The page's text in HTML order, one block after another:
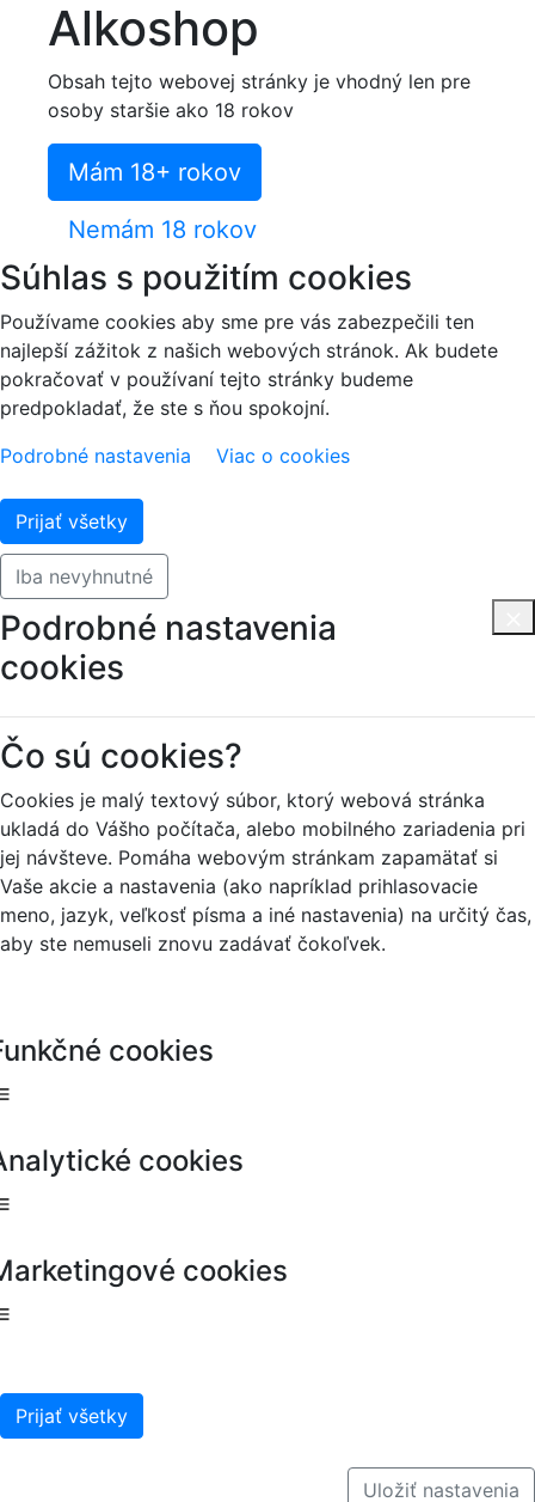
Alkoshop
Obsah tejto webovej stránky je vhodný len pre
osoby staršie ako 18 rokov
Mám 18+ rokov
Nemám 18 rokov
Súhlas s použitím cookies
Používame cookies aby sme pre vás zabezpečili ten
najlepší zážitok z našich webových stránok. Ak budete
pokračovať v používaní tejto stránky budeme
predpokladať, že ste s ňou spokojní.
Podrobné nastavenia
Viac o cookies
Prijať všetky
Iba nevyhnutné
Podrobné nastavenia
cookies
Čo sú cookies?
Cookies je malý textový súbor, ktorý webová stránka
ukladá do Vášho počítača, alebo mobilného zariadenia pri
jej návšteve. Pomáha webovým stránkam zapamätať si
Vaše akcie a nastavenia (ako napríklad prihlasovacie
meno, jazyk, veľkosť písma a iné nastavenia) na určitý čas,
aby ste nemuseli znovu zadávať čokoľvek.
cookies
cookies
cookies
Prijať všetky
Uložiť nastavenia